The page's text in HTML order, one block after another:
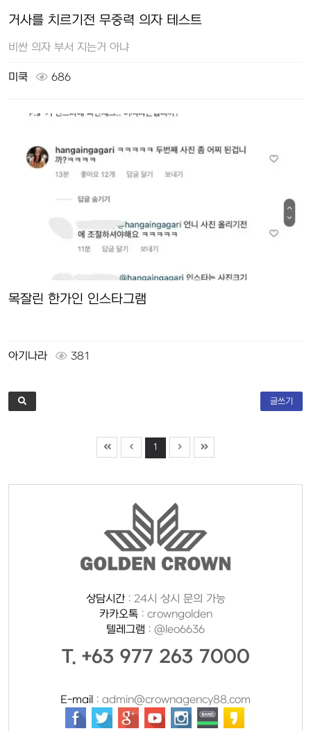
거사를 치르기전 무중력 의자 테스트
비싼 의자 부서 지는거 아냐
미쿡 686
목잘린 한가인 인스타그램
아기나라 381
글쓰기
1
상담시간: 24시 상시 문의 가능
카카오톡: crowngolden
텔레그램 : @leo6636
T. +63 977 263 7000
E-mail : admin@crownagency88.com